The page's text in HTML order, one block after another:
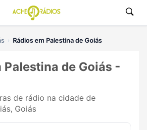
Rádios em Palestina de Goiás
Palestina de Goiás -
de rádio na cidade de
Goiás